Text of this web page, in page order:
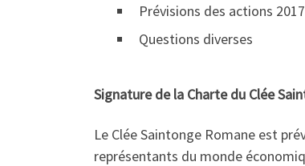
Prévisions des actions
Questions diverses
Signature de la Charte du Clée
Le Clée Saintonge Romane est
représentants du monde